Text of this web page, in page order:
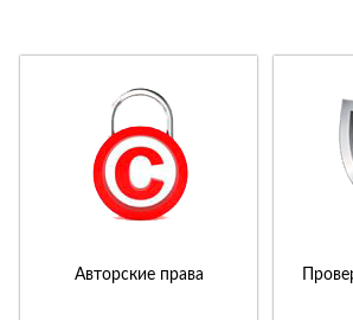
Авторские права